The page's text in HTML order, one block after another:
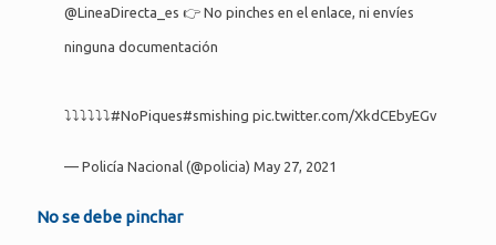
@LineaDirecta_es 👉 No pinches en el enlace, ni envíes
ninguna documentación
⤵⤵⤵⤵⤵⤵#NoPiques#smishing pic.twitter.com/XkdCEbyEGv
— Policía Nacional (@policia) May 27, 2021
No se debe pinchar